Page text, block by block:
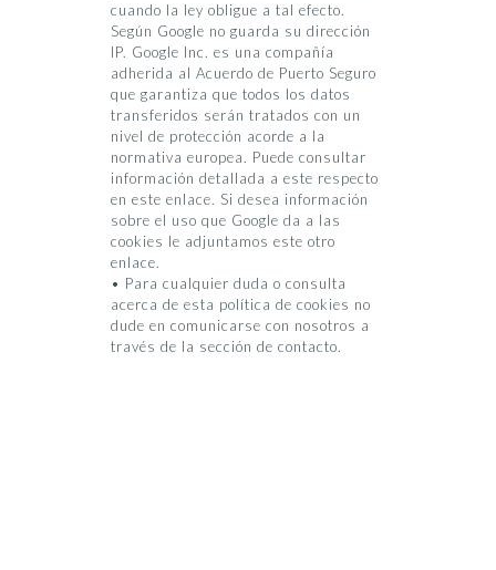
cuando la ley obligue a tal efecto.
Según Google no guarda su dirección
IP. Google Inc. es una compañía
adherida al Acuerdo de Puerto Seguro
que garantiza que todos los datos
transferidos serán tratados con un
nivel de protección acorde a la
normativa europea. Puede consultar
información detallada a este respecto
en este enlace. Si desea información
sobre el uso que Google da a las
cookies le adjuntamos este otro
enlace.
• Para cualquier duda o consulta
acerca de esta política de cookies no
dude en comunicarse con nosotros a
través de la sección de contacto.